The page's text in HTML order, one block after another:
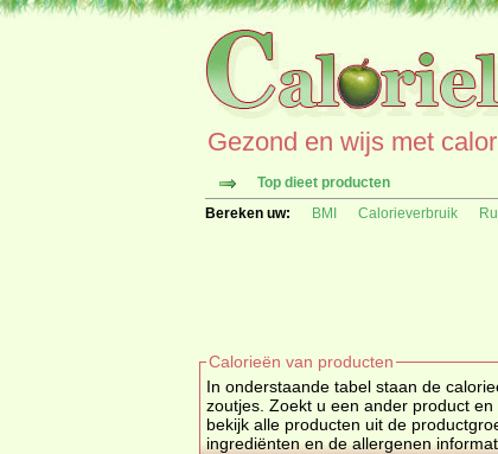
Gezond en wijs met
Top dieet producten
Bereken uw:
BMI Calorieverbruik
Calorieën van producten
In onderstaande tabel staan de
zoutjes. Zoekt u een ander
bekijk alle producten uit de
ingrediënten en de allergenen